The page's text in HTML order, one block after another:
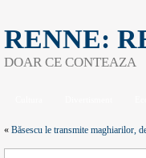
RENNE:
DOAR CE CONTEAZA
« Băsescu le transmite maghiarilor,